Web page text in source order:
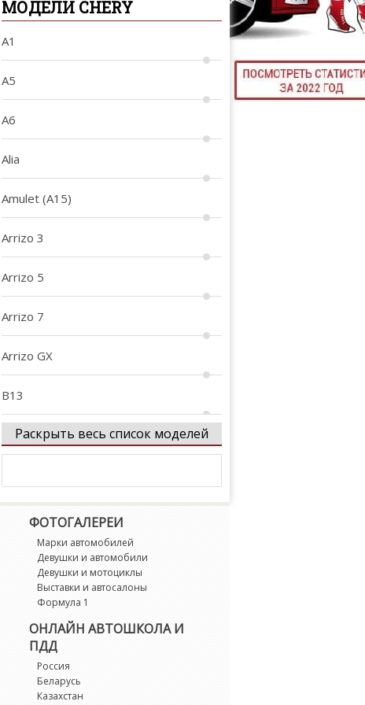
ТЮНИНГ
МОДЕЛИ CHERY
A1
A5
A6
Alia
Amulet (A15)
Arrizo 3
Arrizo 5
Arrizo 7
Arrizo GX
B13
Big-D
CrossEastar (B14)
Раскрыть весь список моделей
ФОТОГАЛЕРЕИ
Марки автомобилей
Девушки и автомобили
Девушки и мотоциклы
Выставки и автосалоны
Формула 1
ОНЛАЙН АВТОШКОЛА И
ПДД
Россия
Беларусь
Казахстан